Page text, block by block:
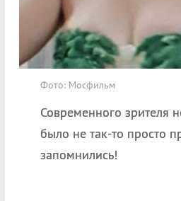
Фото: Мосфильм
Современного зрителя
было не так-то просто
запомнились!